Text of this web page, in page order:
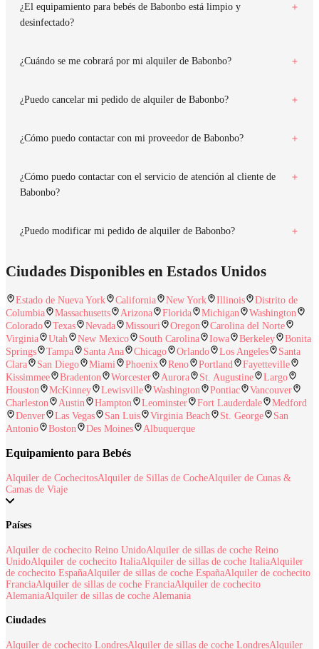
¿El equipamiento para bebés de Babonbo está limpio y
desinfectado?
¿Cuándo se me cobrará por mi alquiler de Babonbo?
¿Puedo cancelar mi pedido de alquiler de Babonbo?
¿Cómo puedo contactar con mi proveedor de Babonbo?
¿Cómo puedo contactar con el servicio de atención al cliente de
Babonbo?
¿Puedo modificar mi pedido de alquiler de Babonbo?
Ciudades Disponibles en Estados Unidos
Estado de Nueva York California New York Illinois
Distrito de
Columbia
Massachusetts Arizona Florida Michigan
Washington
Colorado
Texas Nevada Missouri Oregon
Carolina del Norte
Virginia
Utah New Mexico South Carolina Iowa Berkeley
Bonita
Springs
Tampa Santa Ana Chicago Orlando Los Angeles
Santa
Clara
San Diego Miami Phoenix Reno Portland
Fayetteville
Kissimmee
Bradenton Worcester Aurora St. Augustine
Largo
Houston
McKinney Lewisville Washington Pontiac
Vancouver
Charleston
Austin Hampton Leominster Fort Lauderdale
Medford
Denver
Las Vegas San Luis Virginia Beach St. George
San
Antonio
Boston Des Moines Albuquerque
Equipamiento para Bebés
Alquiler de CochecitosAlquiler de Sillas de CocheAlquiler de Cunas &
Camas de Viaje
Países
Alquiler de cochecito Reino UnidoAlquiler de sillas de coche Reino
UnidoAlquiler de cochecito ItaliaAlquiler de sillas de coche ItaliaAlquiler
de cochecito EspañaAlquiler de sillas de coche EspañaAlquiler de cochecito
FranciaAlquiler de sillas de coche FranciaAlquiler de cochecito
AlemaniaAlquiler de sillas de coche Alemania
Ciudades
Alquiler de cochecito LondresAlquiler de sillas de coche LondresAlquiler